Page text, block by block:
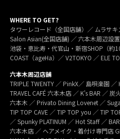
WHERE TO GET?
タワーレコード（全国店舗）／ ムラサ
Salon Asian(全国店舗) ／ 六本木周辺設
池袋・恵比寿・代官山・新宿SHOP（約
COAST（ageHa）／ V2TOKYO ／ ELE
六本木周辺店舗
TRIPLE TWENTY ／ PinkX／ 島唄楽園
TRAVEL CAFÉ 六本木店 ／ K’s BAR ／
六本木 ／ Privato Dining Lovenet ／
TIP TOP CAVE ／ TIP TOP you ／ TIP
／ Spunky PLATINUM ／ Hot Staff ／
六本木店 ／ ヘアメイク・着付け専門店